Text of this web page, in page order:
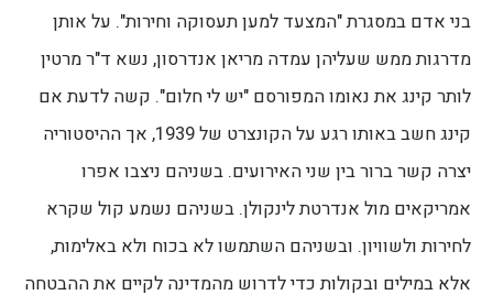
בני אדם במסגרת "המצעד למען תעסוקה וחירות". על אותן
מדרגות ממש שעליהן עמדה מריאן אנדרסון, נשא ד"ר מרטין
לותר קינג את נאומו המפורסם "יש לי חלום". קשה לדעת אם
קינג חשב באותו רגע על הקונצרט של 1939, אך ההיסטוריה
יצרה קשר ברור בין שני האירועים. בשניהם ניצבו אפרו
אמריקאים מול אנדרטת לינקולן. בשניהם נשמע קול שקרא
לחירות ולשוויון. ובשניהם השתמשו לא בכוח ולא באלימות,
אלא במילים ובקולות כדי לדרוש מהמדינה לקיים את ההבטחה